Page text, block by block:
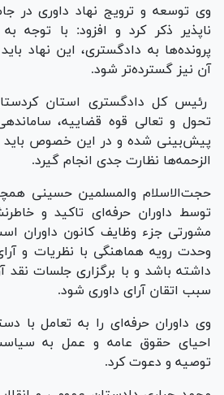
وی توسعه و ترویج نهاد داوری در
ناپذیر ذکر کرد و افزود: با توجه
پرونده‌ها به دادگستری، این نهاد
آن نیز گسترده‌تر شود.
رئیس کل دادگستری استان
تحول و تعالی قوه قضاییه،
پیش‌بینی شده و در این خصوص باید
الزحمه‌ها نظارت جدی انجام گیرد.
حجت‌الاسلام والمسلمین حسینی
توسط داوران حرفه‌ای تاکید و
مشورتی جزء وظایف کانون داوران
وحدت رویه هماهنگی با نظریات و
داشته باشد و با برگزاری جلسات نقد
سبب اتقان آرای داوری شود.
وی داوران حرفه‌ای را به تعامل با
احیای حقوق عامه و عمل به
توصیه و دعوت کرد.